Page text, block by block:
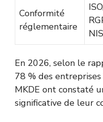
Conformité
réglementaire
En 2026, selon le
78 % des
MKDE ont constaté
significative de leur